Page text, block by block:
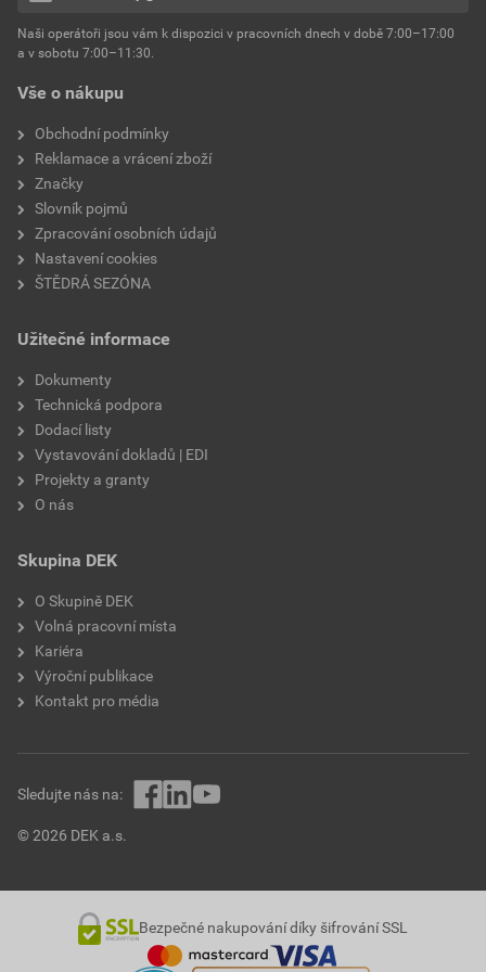
Environmentální prohlášení výrobku
Stáhnout
Velikost
hmotnost 25 kg
typ výrobku
faktor difuzního odporu
Vše o nákupu
Obchodní podmínky
Reklamace a vrácení zboží
Značky
Slovník pojmů
Zpracování osobních údajů
Nastavení cookies
ŠTĚDRÁ SEZÓNA
Užitečné informace
Dokumenty
Technická podpora
Dodací listy
Vystavování dokladů | EDI
Projekty a granty
O nás
Skupina DEK
O Skupině DEK
Volná pracovní místa
Kariéra
Výroční publikace
Kontakt pro média
Naši operátoři jsou vám k dispozici v pracovních dnech v době 7:00–17:00
a v sobotu 7:00–11:30.
© 2026 DEK a.s.
Sledujte nás na:
Bezpečné nakupování díky šifrování SSL